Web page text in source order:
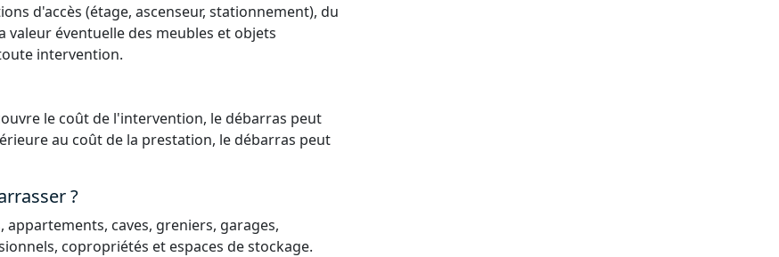
d'accès (étage, ascenseur, stationnement), du
éventuelle des meubles et objets
intervention.
le coût de l'intervention, le débarras peut
au coût de la prestation, le débarras peut
?
caves, greniers, garages,
copropriétés et espaces de stockage.